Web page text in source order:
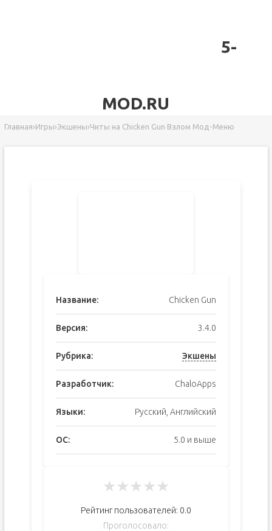
5-
MOD.RU
Главная›Игры›Экшены›Читы на Chicken Gun Взлом Мод-Меню
Название: Chicken Gun
Версия: 3.4.0
Рубрика: Экшены
Разработчик: ChaloApps
Языки: Русский, Английский
ОС: 5.0 и выше
★★★★★
Рейтинг пользователей: 0.0
Проголосовало: